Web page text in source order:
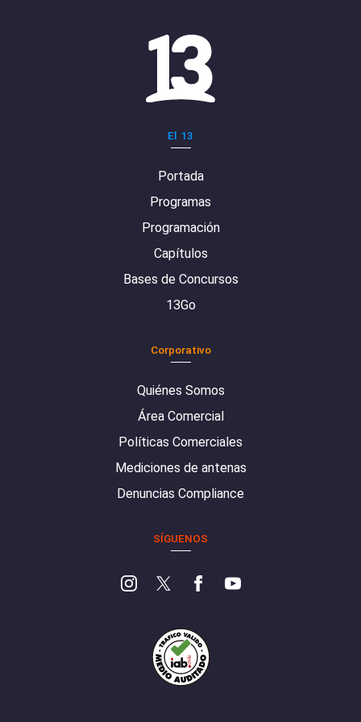
El 13
Portada
Programas
Programación
Capítulos
Bases de Concursos
13Go
Corporativo
Quiénes Somos
Área Comercial
Políticas Comerciales
Mediciones de antenas
Denuncias Compliance
SÍGUENOS